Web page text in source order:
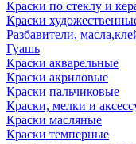
Краски по стеклу и
Краски
Разбавители,
Гуашь
Краски акварельные
Краски акриловые
Краски пальчиковые
Краски, мелки и
Краски масляные
Краски темперные